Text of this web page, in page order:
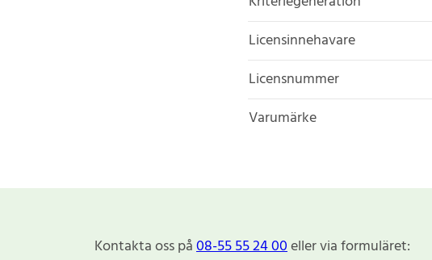
Licensinnehavare
Licensnummer
Varumärke
Kontakta oss på08-55 55 24 00eller via formuläret: